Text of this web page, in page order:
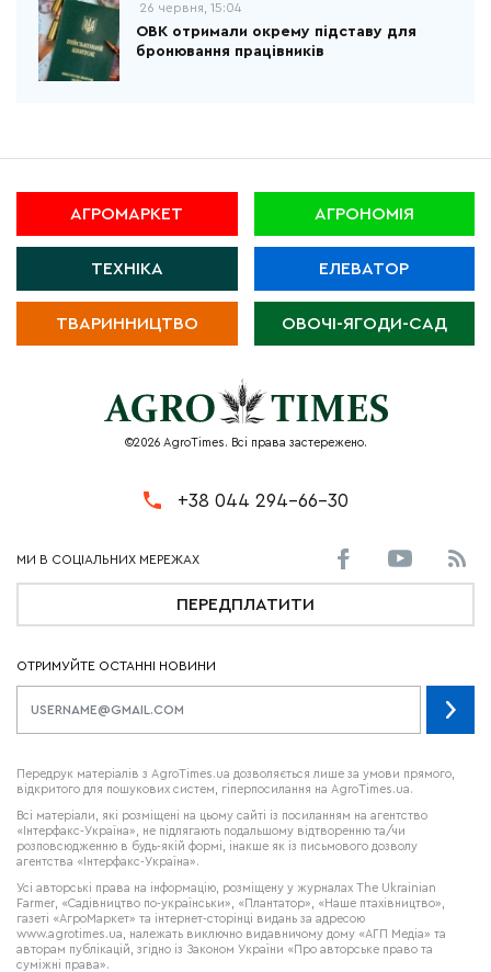
26 червня, 15:04
ОВК отримали окрему підставу для
бронювання працівників
АГРОМАРКЕТ АГРОНОМІЯ
ТЕХНІКА ЕЛЕВАТОР
ТВАРИННИЦТВО ОВОЧІ-ЯГОДИ-САД
©2026 AgroTimes. Всі права застережено.
+38 044 294-66-30
ПЕРЕДПЛАТИТИ
ОТРИМУЙТЕ ОСТАННІ НОВИНИ
Передрук матеріалів з AgroTimes.ua дозволяється лише за умови прямого,
відкритого для пошукових систем, гіперпосилання на AgroTimes.ua.
Всі матеріали, які розміщені на цьому сайті із посиланням на агентство
«Інтерфакс-Україна», не підлягають подальшому відтворенню та/чи
розповсюдженню в будь-якій формі, інакше як із письмового дозволу
агентства «Інтерфакс-Україна».
Усі авторські права на інформацію, розміщену у журналах The Ukrainian
Farmer, «Садівництво по-українськи», «Плантатор», «Наше птахівництво»,
газеті «АгроМаркет» та інтернет-сторінці видань за адресою
www.agrotimes.ua, належать виключно видавничому дому «АГП Медіа» та
авторам публікацій, згідно із Законом України «Про авторське право та
суміжні права».